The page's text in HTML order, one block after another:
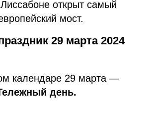
открыт самый
мост.
29 марта 2024
календаре 29 марта —
день.